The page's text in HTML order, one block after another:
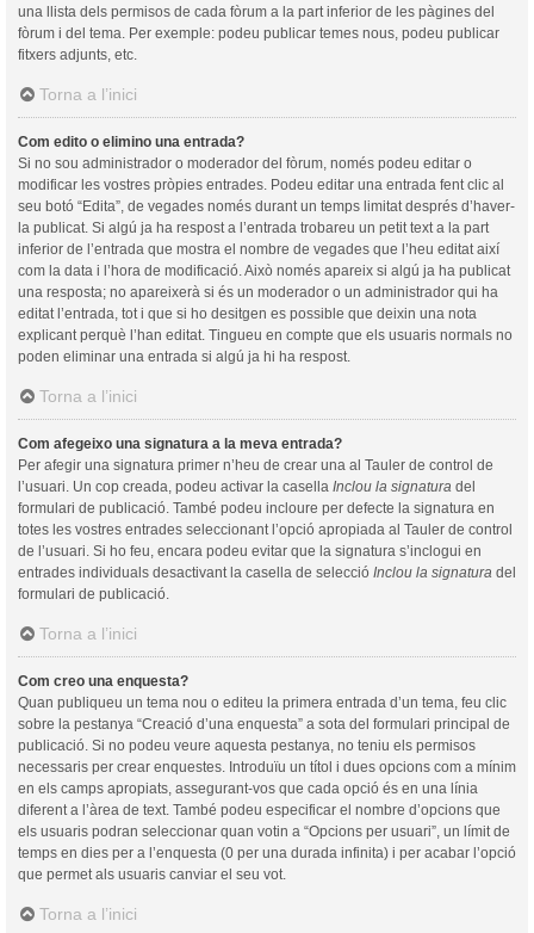
una llista dels permisos de cada fòrum a la part inferior de les pàgines del
fòrum i del tema. Per exemple: podeu publicar temes nous, podeu publicar
fitxers adjunts, etc.
Torna a l’inici
Com edito o elimino una entrada?
Si no sou administrador o moderador del fòrum, només podeu editar o
modificar les vostres pròpies entrades. Podeu editar una entrada fent clic al
seu botó “Edita”, de vegades només durant un temps limitat després d’haver-
la publicat. Si algú ja ha respost a l’entrada trobareu un petit text a la part
inferior de l’entrada que mostra el nombre de vegades que l’heu editat així
com la data i l’hora de modificació. Això només apareix si algú ja ha publicat
una resposta; no apareixerà si és un moderador o un administrador qui ha
editat l’entrada, tot i que si ho desitgen es possible que deixin una nota
explicant perquè l’han editat. Tingueu en compte que els usuaris normals no
poden eliminar una entrada si algú ja hi ha respost.
Torna a l’inici
Com afegeixo una signatura a la meva entrada?
Per afegir una signatura primer n’heu de crear una al Tauler de control de
l’usuari. Un cop creada, podeu activar la casella Inclou la signatura del
formulari de publicació. També podeu incloure per defecte la signatura en
totes les vostres entrades seleccionant l’opció apropiada al Tauler de control
de l’usuari. Si ho feu, encara podeu evitar que la signatura s’inclogui en
entrades individuals desactivant la casella de selecció Inclou la signatura del
formulari de publicació.
Torna a l’inici
Com creo una enquesta?
Quan publiqueu un tema nou o editeu la primera entrada d’un tema, feu clic
sobre la pestanya “Creació d’una enquesta” a sota del formulari principal de
publicació. Si no podeu veure aquesta pestanya, no teniu els permisos
necessaris per crear enquestes. Introduïu un títol i dues opcions com a mínim
en els camps apropiats, assegurant-vos que cada opció és en una línia
diferent a l’àrea de text. També podeu especificar el nombre d’opcions que
els usuaris podran seleccionar quan votin a “Opcions per usuari”, un límit de
temps en dies per a l’enquesta (0 per una durada infinita) i per acabar l’opció
que permet als usuaris canviar el seu vot.
Torna a l’inici